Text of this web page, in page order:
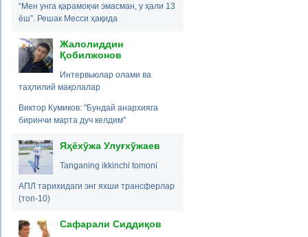
“Мен унга қарамоқчи эмасман, у ҳали 13
ёш”. Решак Месси ҳақида
Жалолиддин
Қобилжонов
Интервьюлар олами ва
таҳлилий мақолалар
Виктор Кумиков: "Бундай анархияга
биринчи марта дуч келдим"
Яҳёхўжа Улуғхўжаев
Tanganing ikkinchi tomoni
АПЛ тарихидаги энг яхши трансферлар
(топ-10)
Сафарали Сиддиқов